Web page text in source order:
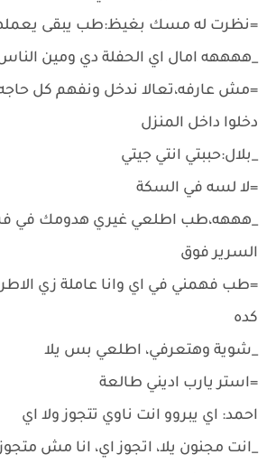
=نظرت له مسك بغيظ:طب يبقى
_ههههه امال اي الحفلة دي ومين
=مش عارفه،تعالا ندخل ونفهم كل
دخلوا داخل المنزل
_بلال:حببتي انتي جيتي
=لا لسه في السكة
_هههه،طب اطلعي غيري هدومك في
السرير فوق
=طب فهمني في اي وانا عاملة زي
كده
_شوية وهتعرفي، اطلعي بس يلا
=استر يارب اديني طالعة
احمد: اي يبروو انت ناوي تتجوز ولا اي
_انت مجنون يلا، اتجوز اي، انا مش